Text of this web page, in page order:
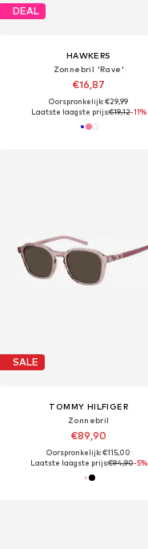
DEAL
HAWKERS
Zonnebril 'Rave'
€16,87
Oorspronkelijk: €29,99
Laatste laagste prijs:€19,12-11%
SALE
TOMMY HILFIGER
Zonnebril
€89,90
Oorspronkelijk: €115,00
Laatste laagste prijs:€94,90-5%